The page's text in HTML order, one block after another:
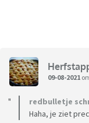
09-08-2021
redbulletje
Haha, je ziet